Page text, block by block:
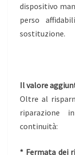
dispositivo
perso
sostituzione.
Il valore
Oltre al
riparazione
continuità:
* Fermata dei